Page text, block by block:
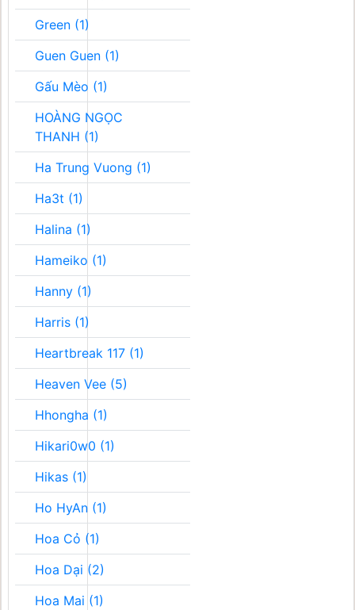
Green (1)
Guen Guen (1)
Gấu Mèo (1)
HOÀNG NGỌC
THANH (1)
Ha Trung Vuong (1)
Ha3t (1)
Halina (1)
Hameiko (1)
Hanny (1)
Harris (1)
Heartbreak 117 (1)
Heaven Vee (5)
Hhongha (1)
Hikari0w0 (1)
Hikas (1)
Ho HyAn (1)
Hoa Cỏ (1)
Hoa Dại (2)
Hoa Mai (1)